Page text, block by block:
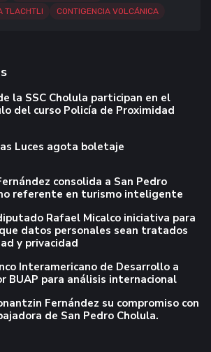
TLACHTLI
CONTIGENCIA VOLCÁNICA
la SSC Cholula participan en el
del curso Policía de Proximidad
Luces agota boletaje
consolida a San Pedro
referente en turismo inteligente
Rafael Micalco iniciativa para
datos personales sean tratados
y privacidad
Interamericano de Desarrollo a
BUAP para análisis internacional
Fernández su compromiso con
de San Pedro Cholula.